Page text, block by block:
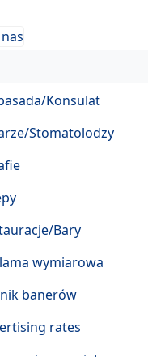
Konsulat
Stomatolodzy
Bary
wymiarowa
banerów
rates